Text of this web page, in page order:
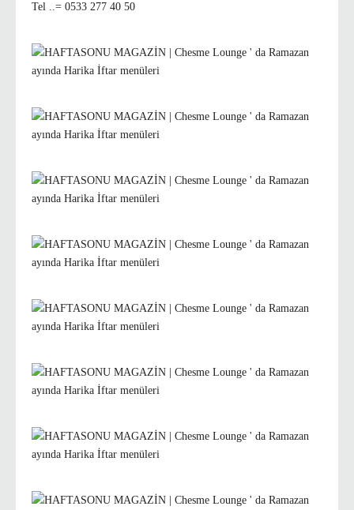
Tel ..= 0533 277 40 50